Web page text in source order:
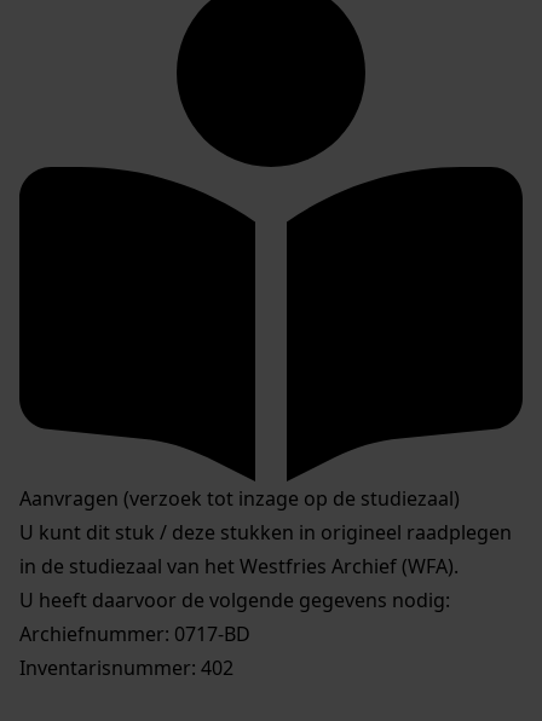
Aanvragen (verzoek tot inzage op de studiezaal)
U kunt dit stuk / deze stukken in origineel raadplegen
in de studiezaal van het Westfries Archief (WFA).
U heeft daarvoor de volgende gegevens nodig:
Archiefnummer: 0717-BD
Inventarisnummer: 402